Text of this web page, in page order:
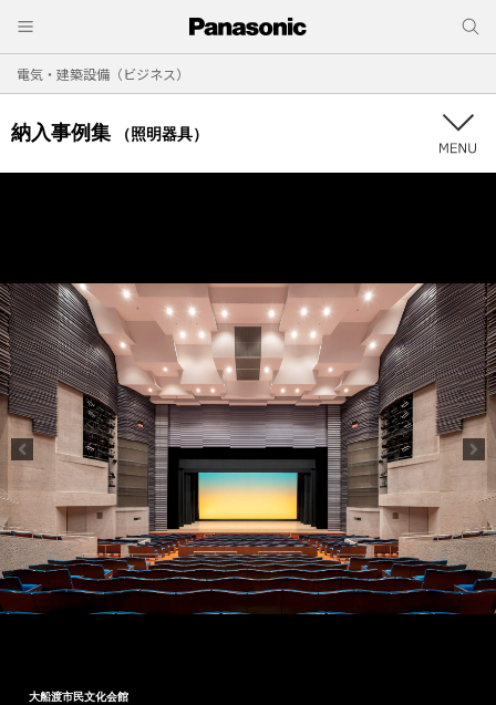
電気・建築設備（ビジネス）
納入事例集 （照明器具）
大船渡市民文化会館